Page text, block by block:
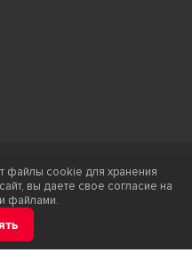
"Терра" является ООО "Атлас-
файлы cookie для хранения
вы даете свое согласие на
файлами.